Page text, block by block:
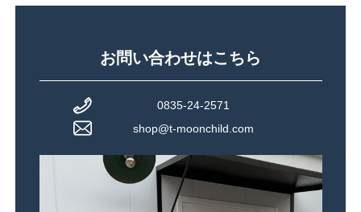
お問い合わせはこちら
0835-24-2571
shop@t-moonchild.com